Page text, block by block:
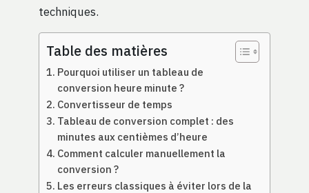
techniques.
Table des matières
Pourquoi utiliser un tableau de
conversion heure minute ?
Convertisseur de temps
Tableau de conversion complet : des
minutes aux centièmes d’heure
Comment calculer manuellement la
conversion ?
Les erreurs classiques à éviter lors de la